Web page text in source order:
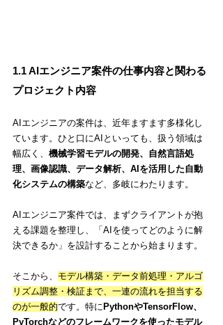
1.1 AIエンジニア案件の仕事内容と関わる
プロジェクト内容
AIエンジニアの案件は、近年ますます多様化し
ています。ひと口にAIといっても、扱う領域は
幅広く、 機械学習モデルの開発、自然言語処
理、画像認識、データ解析、AIを活用した自動
化システムの構築など、多岐にわたります。
AIエンジニア案件では、まずクライアントが抱
える課題を整理し、「AIを使ってどのように解
決できるか」を設計することから始まります。
そこから、 モデル構築・データ前処理・アルゴ
リズム調整・検証まで、一連の流れを担当する
のが一般的です。特にPythonやTensorFlow、
PyTorchなどのフレームワークを使ったモデル